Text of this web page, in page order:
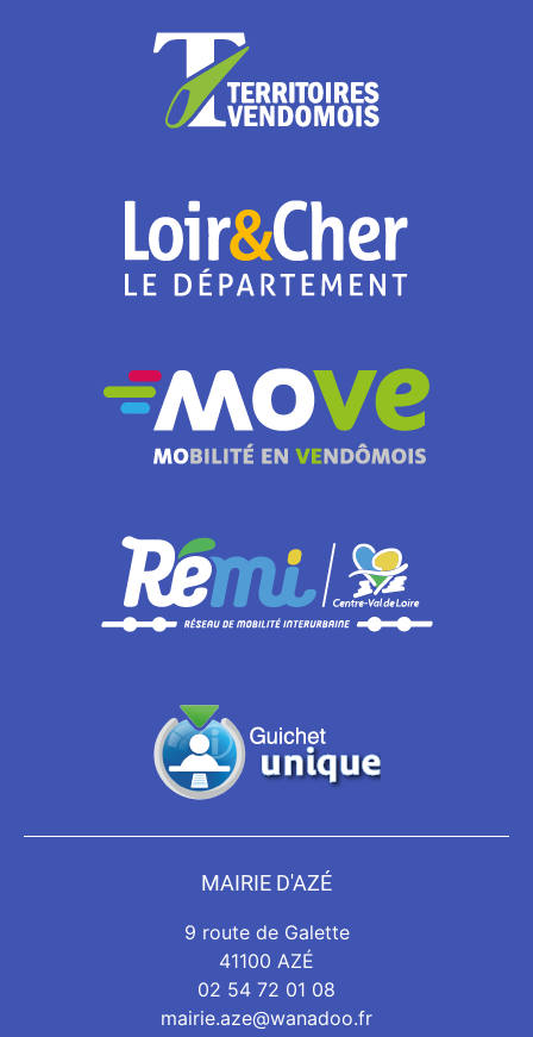
MAIRIE D'AZÉ
9 route de Galette
41100 AZÉ
02 54 72 01 08
mairie.aze@wanadoo.fr